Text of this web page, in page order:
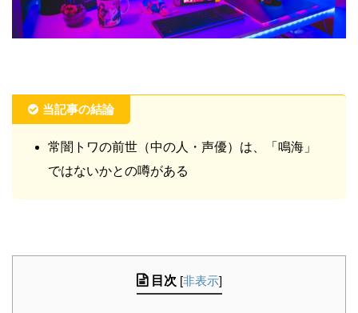
当記事の結論
常闇トワの前世（中の人・声優）は、「鳴海」
ではないかとの噂がある
目次 [非表示]